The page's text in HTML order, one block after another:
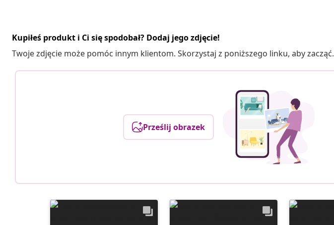
Kupiłeś produkt i Ci się spodobał? Dodaj jego zdjęcie!
Twoje zdjęcie może pomóc innym klientom. Skorzystaj z poniższego linku, aby zacząć.
Prześlij obrazek